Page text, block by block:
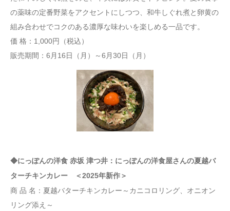
の薬味の定番野菜をアクセントにしつつ、和牛しぐれ煮と卵黄の
組み合わせでコクのある濃厚な味わいを楽しめる一品です。
価 格：1,000円（税込）
販売期間：6月16日（月）～6月30日（月）
◆にっぽんの洋食 赤坂 津つ井：にっぽんの洋食屋さんの夏越バ
ターチキンカレー ＜2025年新作＞
商 品 名：夏越バターチキンカレー～カニコロリング、オニオン
リング添え～